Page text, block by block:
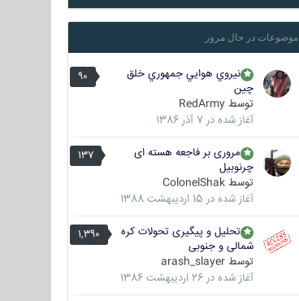
موضوعات در حال مرور
90
نيروي هوايي جمهوري خلق
چين
توسط RedArmy
آغاز شده در 7 آذر 1386
137
مروری بر فاجعه هسته ای
چرنوبیل
توسط ColonelShak
آغاز شده در 15 اردیبهشت 1388
1,390
تحلیل و پیگیری تحولات کره
شمالی و جنوبی
توسط arash_slayer
آغاز شده در 26 اردیبهشت 1386